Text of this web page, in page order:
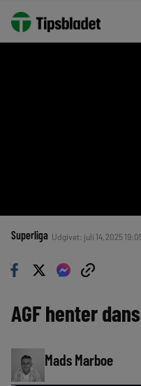
Superliga Udgivet: juli 14, 2025
AGF henter
Mads Marboe